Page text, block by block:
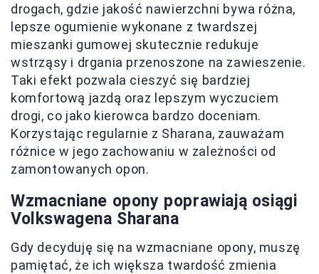
drogach, gdzie jakość nawierzchni bywa różna,
lepsze ogumienie wykonane z twardszej
mieszanki gumowej skutecznie redukuje
wstrząsy i drgania przenoszone na zawieszenie.
Taki efekt pozwala cieszyć się bardziej
komfortową jazdą oraz lepszym wyczuciem
drogi, co jako kierowca bardzo doceniam.
Korzystając regularnie z Sharana, zauważam
różnice w jego zachowaniu w zależności od
zamontowanych opon.
Wzmacniane opony poprawiają osiągi
Volkswagena Sharana
Gdy decyduję się na wzmacniane opony, muszę
pamiętać, że ich większa twardość zmienia